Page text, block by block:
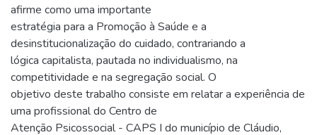
afirme como uma importante
estratégia para a Promoção à Saúde e a
desinstitucionalização do cuidado, contrariando a
lógica capitalista, pautada no individualismo, na
competitividade e na segregação social. O
objetivo deste trabalho consiste em relatar a experiência de
uma profissional do Centro de
Atenção Psicossocial - CAPS I do município de Cláudio,